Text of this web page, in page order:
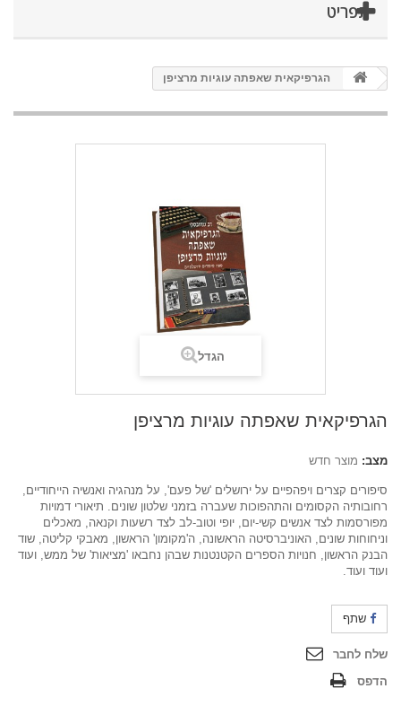
תפריט
הגרפיקאית שאפתה עוגיות מרציפן
הגדל
הגרפיקאית שאפתה עוגיות מרציפן
מצב: מוצר חדש
סיפורים קצרים ויפהפיים על ירושלים 'של פעם', על מנהגיה ואנשיה הייחודיים,
רחובותיה הקסומים והתהפוכות שעברה בזמני שלטון שונים. תיאורי דמויות
מפורסמות לצד אנשים קשי-יום, יופי וטוב-לב לצד רשעות וקנאה, מאכלים
וניחוחות שונים, האוניברסיטה הראשונה, ה'מקומון' הראשון, מאבקי קליטה, שוד
הבנק הראשון, חנויות הספרים הקטנטנות שבהן נחבאו 'מציאות' של ממש, ועוד
ועוד ועוד.
שתף
שלח לחבר
הדפס